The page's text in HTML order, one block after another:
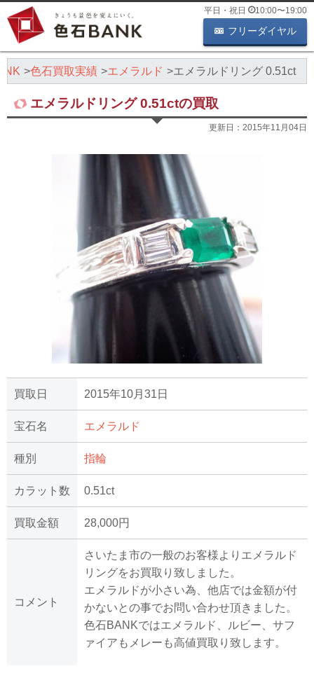
平日・祝日 10:00〜19:00
フリーダイヤル
色石買取実績 エメラルド エメラルドリング 0.51ct
エメラルドリング 0.51ctの買取
更新日： 2015年11月04日
買取日 2015年10月31日
宝石名 エメラルド
種別 指輪
カラット数 0.51ct
買取金額 28,000円
コメント
さいたま市の一般のお客様よりエメラルド
リングをお買取り致しました。
エメラルドが小さい為、他店では金額が付
かないとの事でお問い合わせ頂きました。
色石BANKではエメラルド、ルビー、サフ
ァイアもメレーも高値買取り致します。